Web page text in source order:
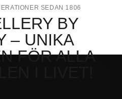
SEDAN 1806